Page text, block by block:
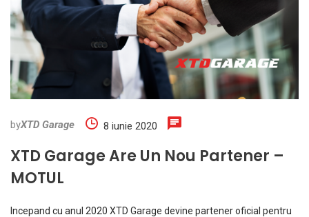
byXTD Garage 8 iunie 2020
XTD Garage Are Un Nou Partener –
MOTUL
Incepand cu anul 2020 XTD Garage devine partener oficial pentru